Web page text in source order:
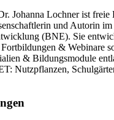
Johanna Lochner ist freie
und Autorin
(BNE). Sie
& Webinare
& Bildungsmodule
Nutzpflanzen,